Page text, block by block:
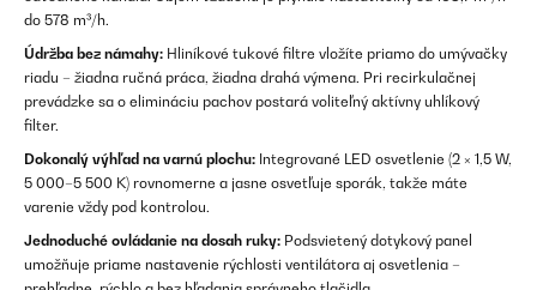
do 578 m³/h.
Údržba bez námahy: Hliníkové tukové filtre vložíte priamo do umývačky
riadu – žiadna ručná práca, žiadna drahá výmena. Pri recirkulačnej
prevádzke sa o elimináciu pachov postará voliteľný aktívny uhlíkový
filter.
Dokonalý výhľad na varnú plochu: Integrované LED osvetlenie (2 × 1,5 W,
5 000–5 500 K) rovnomerne a jasne osvetľuje sporák, takže máte
varenie vždy pod kontrolou.
Jednoduché ovládanie na dosah ruky: Podsvietený dotykový panel
umožňuje priame nastavenie rýchlosti ventilátora aj osvetlenia –